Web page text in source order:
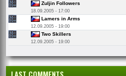
Zuljin Followers
18.09.2005 - 17:00
Lamers in Arms
12.09.2005 - 19:00
Two Skillers
12.09.2005 - 19:00